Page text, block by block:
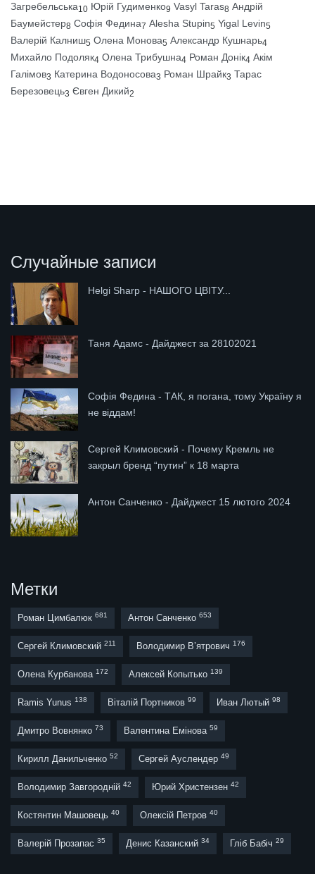
Загребельська10 Юрій Гудименко9 Vasyl Taras8 Андрій
Баумейстер8 Софія Федина7 Alesha Stupin5 Yigal Levin5
Валерій Калниш5 Олена Монова5 Александр Кушнарь4
Михайло Подоляк4 Олена Трибушна4 Роман Донік4 Акім
Галімов3 Катерина Водоносова3 Роман Шрайк3 Тарас
Березовець3 Євген Дикий2
Случайные записи
Helgi Sharp - НАШОГО ЦВІТУ...
Таня Адамс - Дайджест за 28102021
Софія Федина - ТАК, я погана, тому Україну я
не віддам!
Сергей Климовский - Почему Кремль не
закрыл бренд “путин” к 18 марта
Антон Санченко - Дайджест 15 лютого 2024
Метки
Роман Цимбалюк 681 Антон Санченко 653
Сергей Климовский 211 Володимир В’ятрович 176
Олена Курбанова 172 Алексей Копытько 139
Ramis Yunus 138 Віталій Портников 99 Иван Лютый 98
Дмитро Вовнянко 73 Валентина Емінова 59
Кирилл Данильченко 52 Сергей Ауслендер 49
Володимир Завгородній 42 Юрий Христензен 42
Костянтин Машовець 40 Олексій Петров 40
Валерій Прозапас 35 Денис Казанский 34 Гліб Бабіч 29